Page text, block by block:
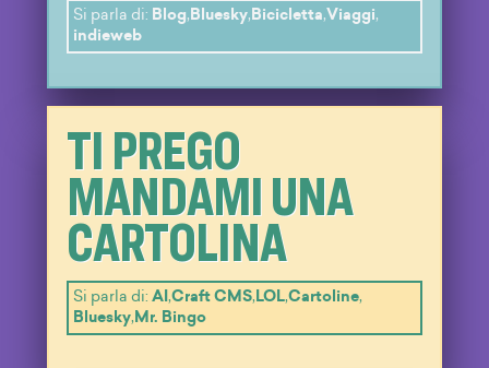
Si parla di: Blog, Bluesky, Bicicletta,Viaggi,
indieweb
TI PREGO
MANDAMI UNA
CARTOLINA
Si parla di: AI ,Craft CMS,LOL,Cartoline,
Bluesky,Mr. Bingo